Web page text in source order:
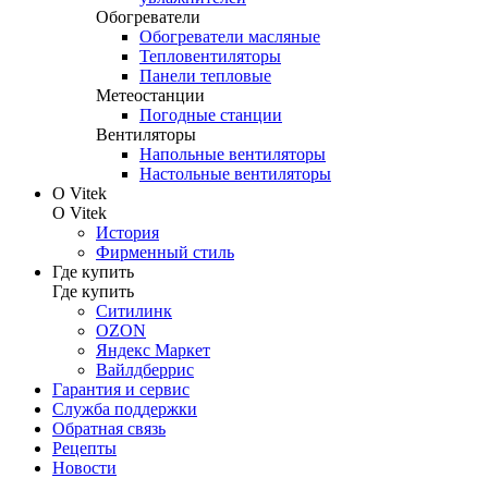
Обогреватели
Обогреватели масляные
Тепловентиляторы
Панели тепловые
Метеостанции
Погодные станции
Вентиляторы
Напольные вентиляторы
Настольные вентиляторы
О Vitek
О Vitek
История
Фирменный стиль
Где купить
Где купить
Ситилинк
OZON
Яндекс Маркет
Вайлдберрис
Гарантия и сервис
Служба поддержки
Обратная связь
Рецепты
Новости